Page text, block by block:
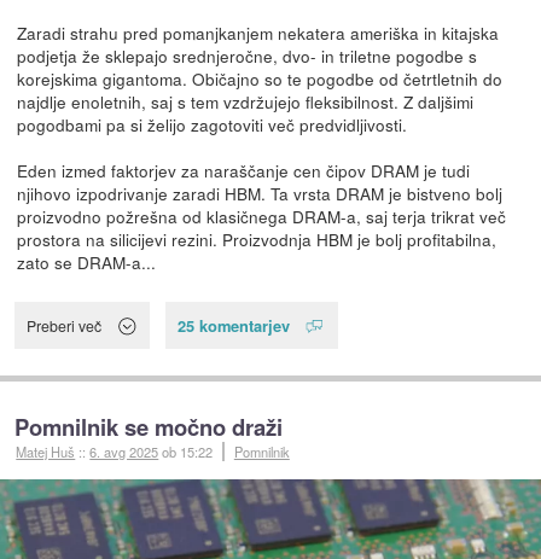
Zaradi strahu pred pomanjkanjem nekatera ameriška in kitajska
podjetja že sklepajo srednjeročne, dvo- in triletne pogodbe s
korejskima gigantoma. Običajno so te pogodbe od četrtletnih do
najdlje enoletnih, saj s tem vzdržujejo fleksibilnost. Z daljšimi
pogodbami pa si želijo zagotoviti več predvidljivosti.
Eden izmed faktorjev za naraščanje cen čipov DRAM je tudi
njihovo izpodrivanje zaradi HBM. Ta vrsta DRAM je bistveno bolj
proizvodno požrešna od klasičnega DRAM-a, saj terja trikrat več
prostora na silicijevi rezini. Proizvodnja HBM je bolj profitabilna,
zato se DRAM-a...
Preberi več 25 komentarjev
Pomnilnik se močno draži
Matej Huš ::6. avg 2025ob 15:22 Pomnilnik